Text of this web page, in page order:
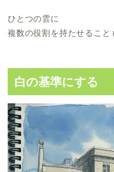
ひとつの雲に
複数の役割を持たせること
白の基準にする